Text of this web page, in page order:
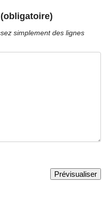
simplement des lignes